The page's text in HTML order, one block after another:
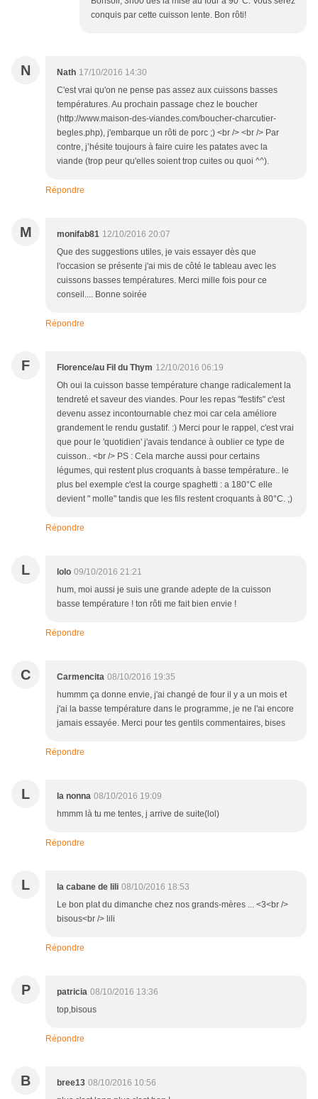
conquis par cette cuisson lente. Bon rôti!
N Nath 17/10/2016 14:30
C'est vrai qu'on ne pense pas assez aux cuissons basses
températures. Au prochain passage chez le boucher
(http://www.maison-des-viandes.com/boucher-charcutier-
begles.php), j'embarque un rôti de porc ;) <br /> <br /> Par
contre, j’hésite toujours à faire cuire les patates avec la
viande (trop peur qu'elles soient trop cuites ou quoi ^^).
Répondre
M monifab81 12/10/2016 20:07
Que des suggestions utiles, je vais essayer dès que
l'occasion se présente j'ai mis de côté le tableau avec les
cuissons basses températures. Merci mille fois pour ce
conseil.... Bonne soirée
Répondre
F Florence/au Fil du Thym 12/10/2016 06:19
Oh oui la cuisson basse température change radicalement la
tendreté et saveur des viandes. Pour les repas "festifs" c'est
devenu assez incontournable chez moi car cela améliore
grandement le rendu gustatif. :) Merci pour le rappel, c'est vrai
que pour le 'quotidien' j'avais tendance à oublier ce type de
cuisson.. <br /> PS : Cela marche aussi pour certains
légumes, qui restent plus croquants à basse température.. le
plus bel exemple c'est la courge spaghetti : a 180°C elle
devient " molle" tandis que les fils restent croquants à 80°C. ;)
Répondre
L lolo 09/10/2016 21:21
hum, moi aussi je suis une grande adepte de la cuisson
basse température ! ton rôti me fait bien envie !
Répondre
C Carmencita 08/10/2016 19:35
hummm ça donne envie, j'ai changé de four il y a un mois et
j'ai la basse température dans le programme, je ne l'ai encore
jamais essayée. Merci pour tes gentils commentaires, bises
Répondre
L la nonna 08/10/2016 19:09
hmmm là tu me tentes, j arrive de suite(lol)
Répondre
L la cabane de lili 08/10/2016 18:53
Le bon plat du dimanche chez nos grands-mères ... <3<br />
bisous<br /> lili
Répondre
P patricia 08/10/2016 13:36
top,bisous
Répondre
B bree13 08/10/2016 10:56